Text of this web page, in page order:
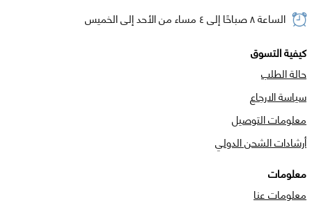
الساعة ٨ صباحًا إلى ٤ مساء من الأحد إلى الخميس
كيفية التسوق
حالة الطلب
سياسة الارجاع
معلومات التوصيل
أرشادات الشحن الدولي
معلومات
معلومات عنا